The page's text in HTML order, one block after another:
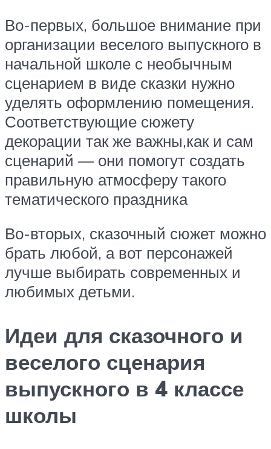
Во-первых, большое внимание при
организации веселого выпускного в
начальной школе с необычным
сценарием в виде сказки нужно
уделять оформлению помещения.
Соответствующие сюжету
декорации так же важны,как и сам
сценарий — они помогут создать
правильную атмосферу такого
тематического праздника
Во-вторых, сказочный сюжет можно
брать любой, а вот персонажей
лучше выбирать современных и
любимых детьми.
Идеи для сказочного и
веселого сценария
выпускного в 4 классе
школы